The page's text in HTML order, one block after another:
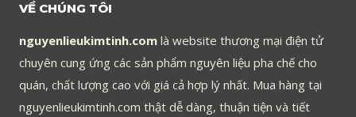
VỀ CHÚNG TÔI
nguyenlieukimtinh.com là website thương mại điện tử
chuyên cung ứng các sản phẩm nguyên liệu pha chế cho
quán, chất lượng cao với giá cả hợp lý nhất. Mua hàng tại
nguyenlieukimtinh.com thật dễ dàng, thuận tiện và tiết